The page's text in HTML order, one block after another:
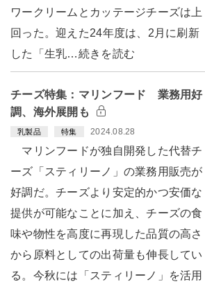
ワークリームとカッテージチーズは上
回った。迎えた24年度は、2月に刷新
した「生乳…続きを読む
チーズ特集：マリンフード 業務用好
調、海外展開も
乳製品 特集 2024.08.28
マリンフードが独自開発した代替チ
ーズ「スティリーノ」の業務用販売が
好調だ。チーズより安定的かつ安価な
提供が可能なことに加え、チーズの食
味や物性を高度に再現した品質の高さ
から原料としての出荷量も伸長してい
る。今秋には「スティリーノ」を活用